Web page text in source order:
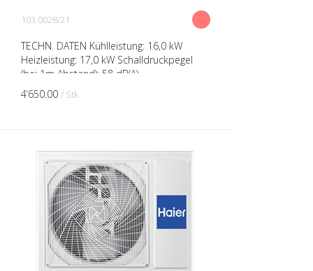
103.0028/21
TECHN. DATEN Kühlleistung: 16,0 kW
Heizleistung: 17,0 kW Schalldruckpegel
(bei 1m Abstand): 58 dB(A)
Schallleistungspegel (bei 1m Abstand): 72
dB(A) Spannung: 380-415 V A...
4’650.00 / Stk.